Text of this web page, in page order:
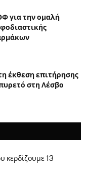
για την ομαλή
έκθεση επιτήρησης
στη Λέσβο
κερδίζουμε 13